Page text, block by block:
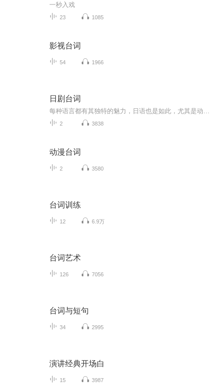
一秒入戏
23 1085
影视台词
54 1966
日剧台词
2 3838
动漫台词
2 3580
台词训练
12 6.9万
台词艺术
126 7056
台词与短句
34 2995
演讲经典开场白
15 3987